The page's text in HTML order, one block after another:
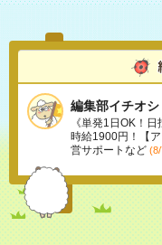
編集部イチオシ
《単発1日OK！
時給1900円！【
営サポートなど